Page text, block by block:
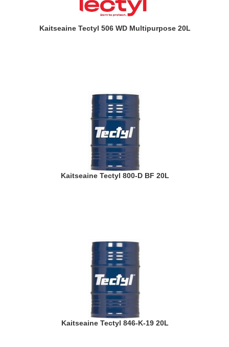
Kaitseaine Tectyl 506 WD Multipurpose 20L
Kaitseaine Tectyl 800-D BF 20L
Kaitseaine Tectyl 846-K-19 20L